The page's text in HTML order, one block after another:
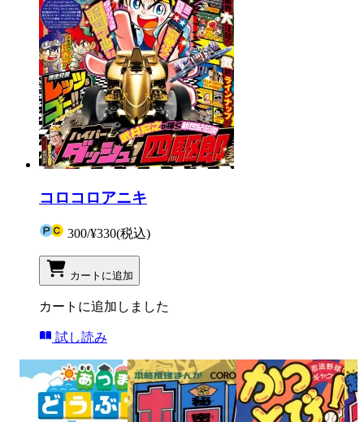
コロコロアニキ
300/¥330(税込)
カートに追加
カートに追加しました
試し読み